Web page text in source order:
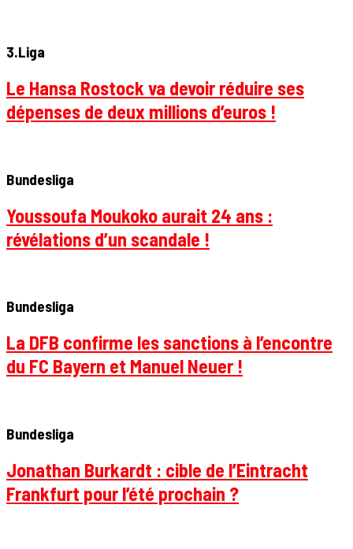
3.Liga
Le Hansa Rostock va devoir réduire ses
dépenses de deux millions d’euros !
Bundesliga
Youssoufa Moukoko aurait 24 ans :
révélations d’un scandale !
Bundesliga
La DFB confirme les sanctions à l’encontre
du FC Bayern et Manuel Neuer !
Bundesliga
Jonathan Burkardt : cible de l’Eintracht
Frankfurt pour l’été prochain ?